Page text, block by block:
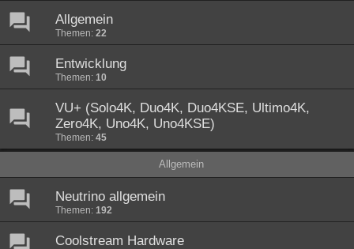
Allgemein
Themen: 22
Entwicklung
Themen: 10
VU+ (Solo4K, Duo4K, Duo4KSE, Ultimo4K,
Zero4K, Uno4K, Uno4KSE)
Themen: 45
Allgemein
Neutrino allgemein
Themen: 192
Coolstream Hardware